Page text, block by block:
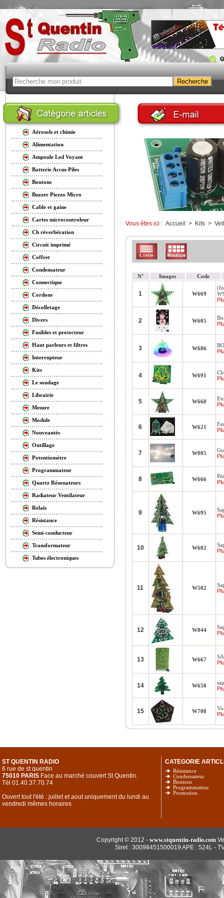
Aérosols et chimie
Alimentation
Ampoule Led Voyant
Batterie Accus Piles
Boutons
Buzzer Piezzo Micro
Cable et gaine
Cartes microcontroleur
Ch réverbération
Circuit imprimé
Coffret
Condensateur
Connectique
Cordons
Décolletage
Divers
Fusibles et protecteur
Haut parleurs et filtres
Interrupteur
Kits
Le soudage
Librairie
Mesure
Module
Nouveautés
Outillage
Potentiomètre
Programmateur
Quartz Résonateurs
Radiateur Ventilateur
Relais
Résistance
Semi-conducteur
Transformateur
Tubes électroniques
Vous êtes ici : Accueil > Kits>
N° Images Code
1 W669
2 W605
3 W686
4 W691
5 W668
6 W621
7 W005
8 W666
9 W695
10 W602
11 W502
12 W844
13 W667
14 W650
15 W708
ST QUENTIN RADIO
6 rue de st quentin
75010 PARIS Face au marché couvert St Quentin.
Tél 01.40.37.70.74
Ouvert tout l'été : juillet et aout uniquement du lundi au
vendredi mêmes horaires
CATEGORIE
Résistance
Condensateur
Boutons
Programmateur
Promotion
Copyright © 2012 - www.stquentin-radio.com
Siret : 30098451500019 APE : 524L -